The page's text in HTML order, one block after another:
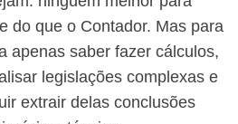
do que o Contador. Mas para
apenas saber fazer cálculos,
legislações complexas e
extrair delas conclusões